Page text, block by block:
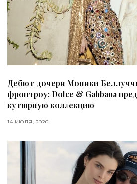
Дебют дочери Моники
фронтроу: Dolce & Gabbana
кутюрную коллекцию
14 ИЮЛЯ, 2026